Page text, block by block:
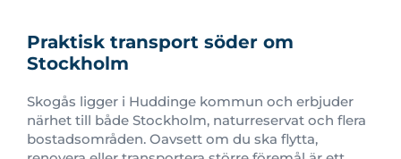
Praktisk transport söder om
Stockholm
Skogås ligger i Huddinge kommun och erbjuder
närhet till både Stockholm, naturreservat och flera
bostadsområden. Oavsett om du ska flytta,